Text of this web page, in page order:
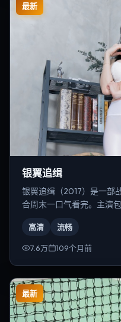
最新
银翼追缉
银翼追缉（2017）是一部
合周末一口气看完。主演
高清 流畅
7.6万 109个月前
最新